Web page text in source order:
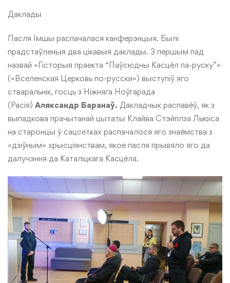
Даклады
Пасля Імшы распачалася канферэнцыя. Былі
прадстаўленыя два цікавыя даклады. З першым пад
назвай «Гісторыя праекта “Паўсюдны Касцёл па-руску”»
(«Вселенская Церковь по-русски») выступіў яго
стваральнік, госць з Ніжняга Ноўгарада
(Расія) Аляксандр Баранаў. Дакладчык распавёў, як з
выпадкова прачытанай цытаты Клайва Стэйплза Льюіса
на старонцы ў сацсетках распачалося яго знаёмства з
«дзіўным» хрысціянствам, якое пасля прывяло яго да
далучэння да Каталіцкага Касцёла.